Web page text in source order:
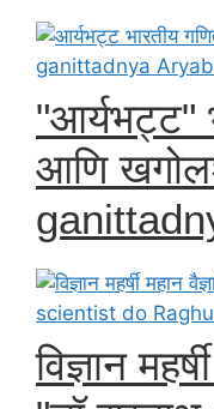
"आर्यभट्ट"
आणि
विज्ञान